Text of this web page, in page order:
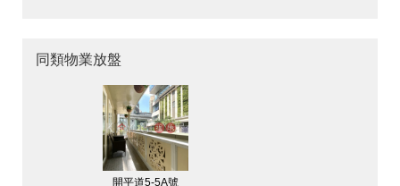
同類物業放盤
開平道5-5A號